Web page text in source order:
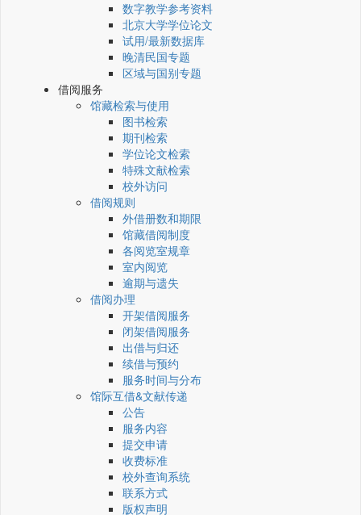
数字教学参考资料
北京大学学位论文
试用/最新数据库
晚清民国专题
区域与国别专题
借阅服务
馆藏检索与使用
图书检索
期刊检索
学位论文检索
特殊文献检索
校外访问
借阅规则
外借册数和期限
馆藏借阅制度
各阅览室规章
室内阅览
逾期与遗失
借阅办理
开架借阅服务
闭架借阅服务
出借与归还
续借与预约
服务时间与分布
馆际互借&文献传递
公告
服务内容
提交申请
收费标准
校外查询系统
联系方式
版权声明